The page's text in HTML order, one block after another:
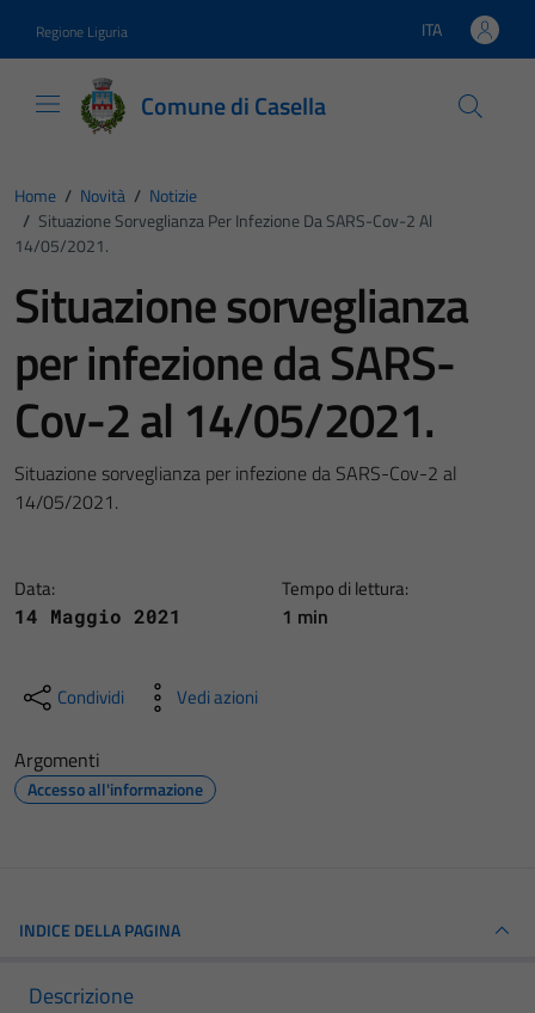
Regione Liguria Lingua attiva:
ITA
Comune di Casella
Home / Novità / Notizie
/ Situazione Sorveglianza Per Infezione Da SARS-Cov-2 Al
14/05/2021.
Situazione sorveglianza
per infezione da SARS-
Cov-2 al 14/05/2021.
Situazione sorveglianza per infezione da SARS-Cov-2 al
14/05/2021.
Data:
14 Maggio 2021
Tempo di lettura:
1 min
Condividi Vedi azioni
Argomenti
Accesso all'informazione
INDICE DELLA PAGINA
Descrizione